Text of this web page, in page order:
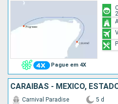
Pague em 4X
CARAIBAS - MEXICO,
Carnival Paradise 5 d